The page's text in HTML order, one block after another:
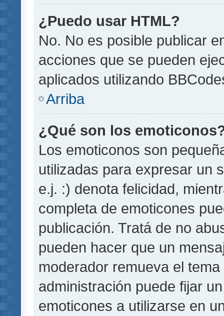
¿Puedo usar HTML?
No. No es posible publicar
acciones que se pueden
aplicados utilizando
Arriba
¿Qué son los
Los emoticonos son
utilizadas para expresar un
e.j. :) denota felicidad,
completa de emoticones
publicación. Tratá de no
pueden hacer que un
moderador remueva el
administración puede fijar
emoticones a utilizarse en